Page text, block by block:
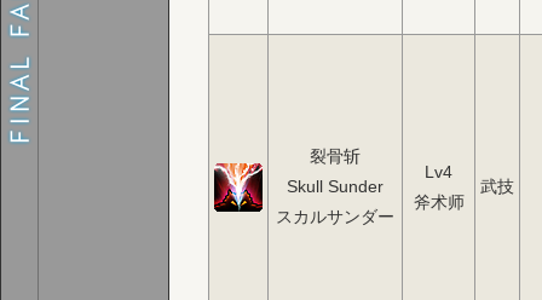
裂骨斩
Skull Sunder
スカルサンダー
Lv4
斧术师
武技